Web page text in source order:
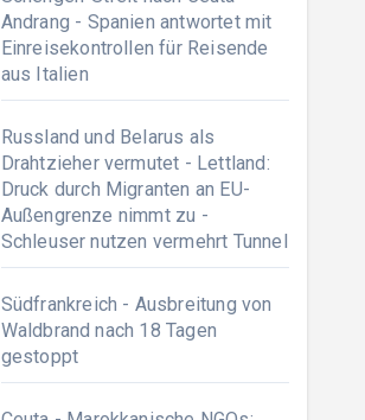
Andrang - Spanien antwortet mit
Einreisekontrollen für Reisende
aus Italien
Russland und Belarus als
Drahtzieher vermutet - Lettland:
Druck durch Migranten an EU-
Außengrenze nimmt zu -
Schleuser nutzen vermehrt Tunnel
Südfrankreich - Ausbreitung von
Waldbrand nach 18 Tagen
gestoppt